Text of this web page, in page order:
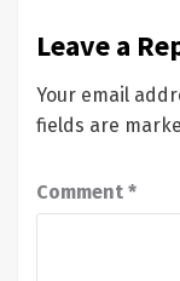
Leave a
Your email
fields are
Comment *